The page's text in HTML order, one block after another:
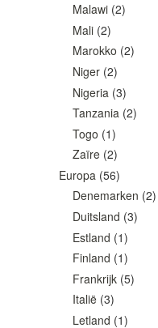
Malawi (2)
Mali (2)
Marokko (2)
Niger (2)
Nigeria (3)
Tanzania (2)
Togo (1)
Zaïre (2)
Europa (56)
Denemarken (2)
Duitsland (3)
Estland (1)
Finland (1)
Frankrijk (5)
Italië (3)
Letland (1)